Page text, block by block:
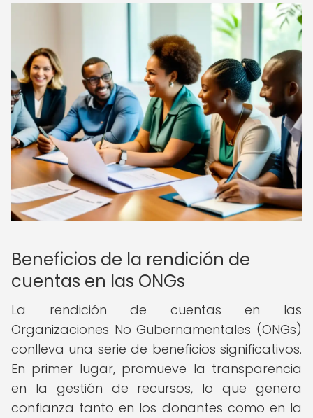
Beneficios de la rendición de
cuentas en las ONGs
La rendición de cuentas en las
Organizaciones No Gubernamentales (ONGs)
conlleva una serie de beneficios significativos.
En primer lugar, promueve la transparencia
en la gestión de recursos, lo que genera
confianza tanto en los donantes como en la